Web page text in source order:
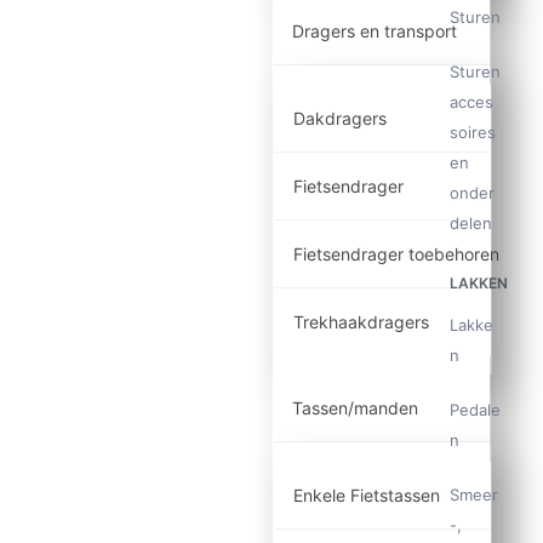
Dragers en transport
Dakdragers
Fietsendrager
Fietsendrager toebehoren
Trekhaakdragers
Tassen/manden
Enkele Fietstassen
Sturen
Sturen
acces
soires
en
onder
delen
LAKKEN
Lakke
n
Pedale
n
Smeer
-,